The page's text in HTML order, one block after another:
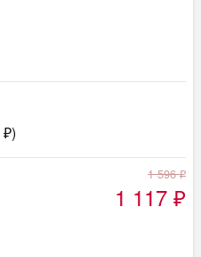
₽)
1 596₽
1 117 ₽